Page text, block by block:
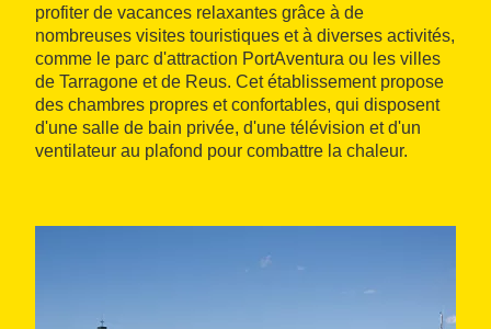
profiter de vacances relaxantes grâce à de
nombreuses visites touristiques et à diverses activités,
comme le parc d'attraction PortAventura ou les villes
de Tarragone et de Reus. Cet établissement propose
des chambres propres et confortables, qui disposent
d'une salle de bain privée, d'une télévision et d'un
ventilateur au plafond pour combattre la chaleur.